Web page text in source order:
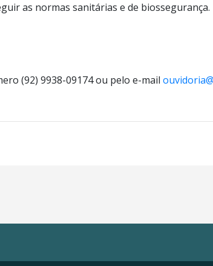
as normas sanitárias e de biossegurança.
(92) 9938-09174 ou pelo e-mail